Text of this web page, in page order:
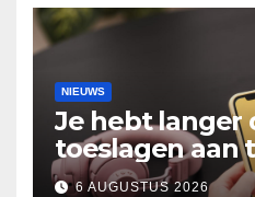
NIEUWS
Je hebt langer
toeslagen aan
2025
6 AUGUSTUS 2026